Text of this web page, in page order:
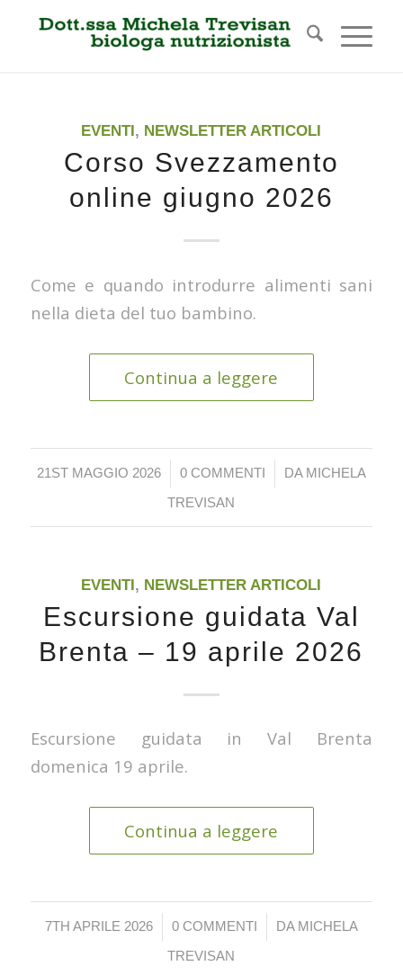
EVENTI, NEWSLETTER ARTICOLI
Corso Svezzamento
online giugno 2026
Come e quando introdurre alimenti sani
nella dieta del tuo bambino.
Continua a leggere
21ST MAGGIO 2026
/ 0 COMMENTI
/ DA MICHELA
TREVISAN
EVENTI, NEWSLETTER ARTICOLI
Escursione guidata Val
Brenta – 19 aprile 2026
Escursione guidata in Val Brenta
domenica 19 aprile.
Continua a leggere
7TH APRILE 2026
/ 0 COMMENTI
/ DA MICHELA
TREVISAN